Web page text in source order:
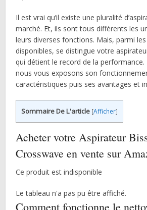
Il est vrai qu’il existe une pluralité
marché. Et, ils sont tous différents les
leurs diverses fonctions. Mais, parmi
disponibles, se distingue votre
qui détient le record de la performance.
nous vous exposons son
caractéristiques puis ses avantages et
Sommaire De L'article [Afficher]
Acheter votre Aspirateur
Crosswave en vente sur
Ce produit est indisponible
Le tableau n'a pas pu être affiché.
Comment fonctionne le